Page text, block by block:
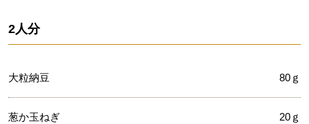
2人分
大粒納豆 80ｇ
葱か玉ねぎ 20ｇ